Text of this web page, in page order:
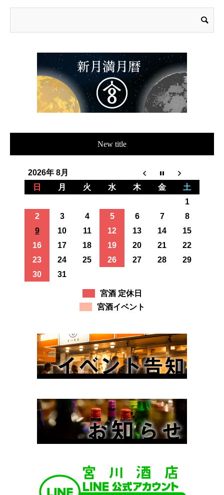
New title
2026年 8月
日
月 火 水 木 金
土
1
2
3 4 5 6 7
8
9
10 11 12 13 14
15
16
17 18 19 20 21
22
23
24 25 26 27 28
29
30
31
宮酒 定休日
宮酒イベント